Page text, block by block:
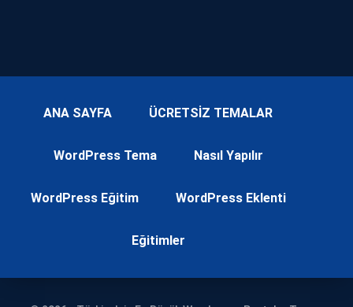
ANA SAYFA ÜCRETSİZ TEMALAR
WordPress Tema Nasıl Yapılır
WordPress Eğitim WordPress Eklenti
Eğitimler